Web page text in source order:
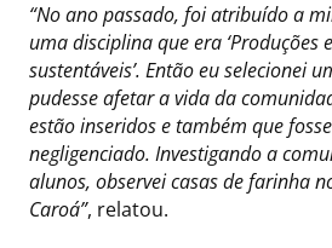
“No ano passado, foi atribuído a
uma disciplina que era ‘Produções
sustentáveis’. Então eu selecionei
pudesse afetar a vida da
estão inseridos e também que
negligenciado. Investigando a
alunos, observei casas de farinha
Caroá”, relatou.